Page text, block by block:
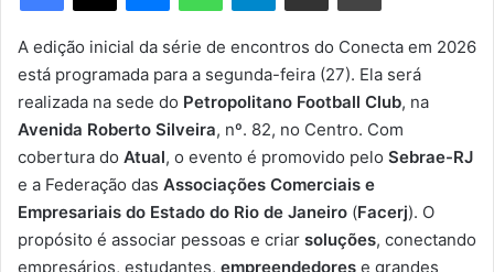
m
e
-
m
a
A edição inicial da série de encontros do Conecta em 2026
está programada para a segunda-feira (27). Ela será
realizada na sede do Petropolitano Football Club, na
Avenida Roberto Silveira, nº. 82, no Centro. Com
cobertura do Atual, o evento é promovido pelo Sebrae-RJ
e a Federação das Associações Comerciais e
Empresariais do Estado do Rio de Janeiro (Facerj). O
propósito é associar pessoas e criar soluções, conectando
empresários, estudantes, empreendedores e grandes